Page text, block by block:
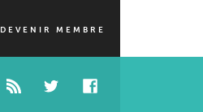
DEVENIR MEMBRE